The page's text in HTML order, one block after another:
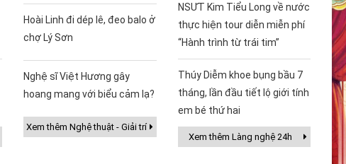
Hoài Linh đi dép lê, đeo balo ở
chợ Lý Sơn
Nghệ sĩ Việt Hương gây
hoang mang với biểu cảm lạ?
Xem thêm Nghệ thuật - Giải trí
NSƯT Kim Tiểu Long về nước
thực hiện tour diễn miễn phí
“Hành trình từ trái tim”
Thúy Diễm khoe bụng bầu 7
tháng, lần đầu tiết lộ giới tính
em bé thứ hai
Xem thêm Làng nghệ 24h